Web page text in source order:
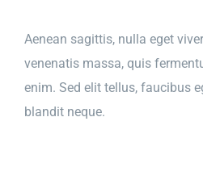
Aenean sagittis, nulla eget
venenatis massa, quis
enim. Sed elit tellus, faucibus
blandit neque.